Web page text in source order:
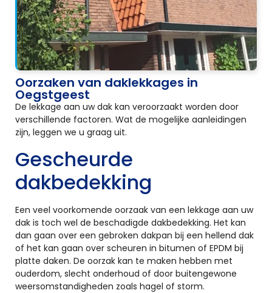
Oorzaken van daklekkages in
Oegstgeest
De lekkage aan uw dak kan veroorzaakt worden door
verschillende factoren. Wat de mogelijke aanleidingen
zijn, leggen we u graag uit.
Gescheurde
dakbedekking
Een veel voorkomende oorzaak van een lekkage aan uw
dak is toch wel de beschadigde dakbedekking. Het kan
dan gaan over een gebroken dakpan bij een hellend dak
of het kan gaan over scheuren in bitumen of EPDM bij
platte daken. De oorzak kan te maken hebben met
ouderdom, slecht onderhoud of door buitengewone
weersomstandigheden zoals hagel of storm.